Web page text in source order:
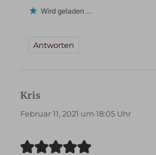
Wird geladen …
Antworten
Kris
Februar 11, 2021 um 18:05 Uhr